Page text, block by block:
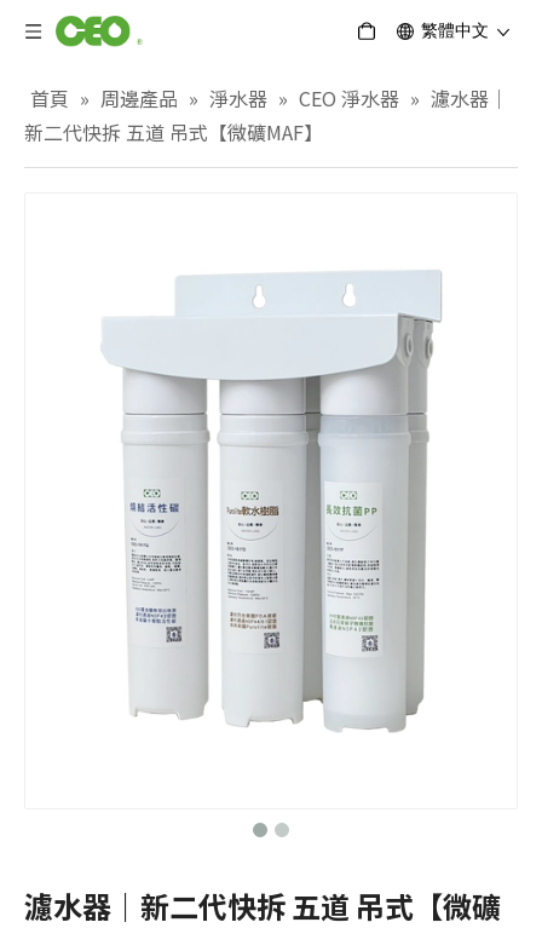
繁體中文
首頁 » 周邊產品 » 淨水器 » CEO 淨水器 » 濾水器｜
新二代快拆 五道 吊式【微礦MAF】
濾水器｜新二代快拆 五道 吊式【微礦